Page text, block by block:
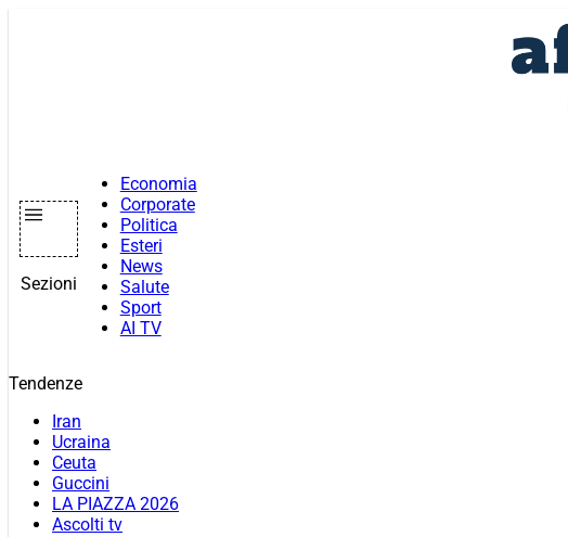
Sezioni
Economia
Corporate
Politica
Esteri
News
Salute
Sport
AI TV
Tendenze
Iran
Ucraina
Ceuta
Guccini
LA PIAZZA 2026
Ascolti tv